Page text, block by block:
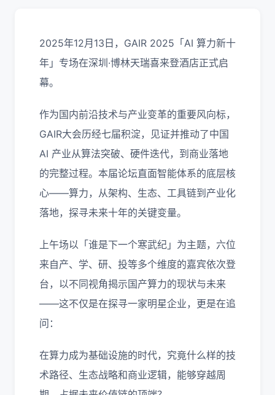
2025年12月13日，GAIR 2025「AI 算力新十
年」专场在深圳·博林天瑞喜来登酒店正式启
幕。
作为国内前沿技术与产业变革的重要风向标，
GAIR大会历经七届积淀，见证并推动了中国
AI 产业从算法突破、硬件迭代，到商业落地
的完整过程。本届论坛直面智能体系的底层核
心——算力，从架构、生态、工具链到产业化
落地，探寻未来十年的关键变量。
上午场以「谁是下一个寒武纪」为主题，六位
来自产、学、研、投等多个维度的嘉宾依次登
台，以不同视角揭示国产算力的现状与未来
——这不仅是在探寻一家明星企业，更是在追
问：
在算力成为基础设施的时代，究竟什么样的技
术路径、生态战略和商业逻辑，能够穿越周